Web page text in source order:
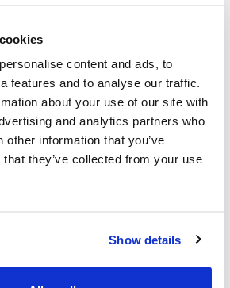
content and ads, to
features and to analyse our traffic.
about your use of our site with
and analytics partners who
other information that you’ve
they’ve collected from your use
Show details
aujourd'hui pour faire
et en savoir plus sur cette
obtenir des billets gratuits.